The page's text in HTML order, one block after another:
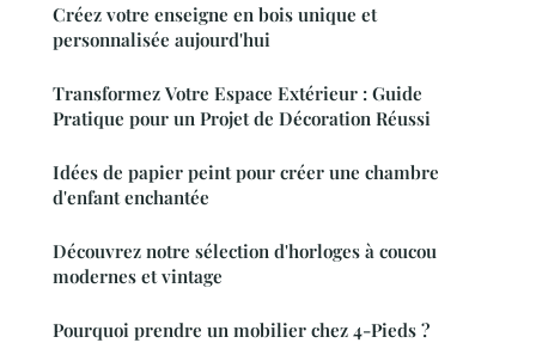
Créez votre enseigne en bois unique et
personnalisée aujourd'hui
Transformez Votre Espace Extérieur : Guide
Pratique pour un Projet de Décoration Réussi
Idées de papier peint pour créer une chambre
d'enfant enchantée
Découvrez notre sélection d'horloges à coucou
modernes et vintage
Pourquoi prendre un mobilier chez 4-Pieds ?